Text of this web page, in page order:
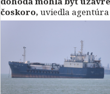
čoskoro, uviedla agentúra